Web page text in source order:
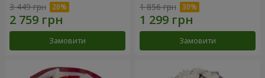
3 449 грн
Замовити
1 856 грн
Замовити